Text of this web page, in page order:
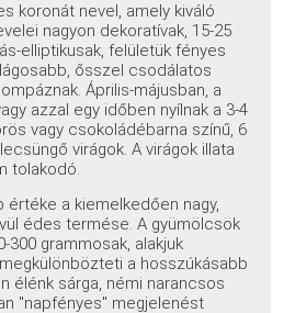
koronát nevel, amely kiváló
nagyon dekoratívak, 15-25
elliptikusak, felületük fényes
ősszel csodálatos
Április-májusban, a
azzal egy időben nyílnak a 3-4
vagy csokoládébarna színű, 6
virágok. A virágok illata
tolakodó.
értéke a kiemelkedően nagy,
édes termése. A gyümölcsök
300 grammosak, alakjuk
a hosszúkásabb
élénk sárga, némi narancsos
"napfényes" megjelenést